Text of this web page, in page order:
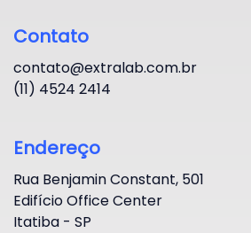
Contato
contato@extralab.com.br
(11) 4524 2414
Endereço
Rua Benjamin Constant, 501
Edifício Office Center
Itatiba - SP